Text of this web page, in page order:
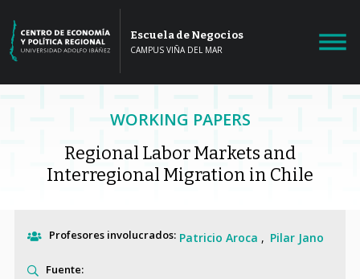
Escuela de Negocios
CAMPUS VIÑA DEL MAR
WORKING PAPERS
Regional Labor Markets and
Interregional Migration in Chile
Profesores involucrados: Patricio Aroca Pilar Jano
Fuente: